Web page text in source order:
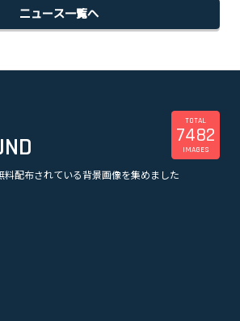
ニュース一覧へ
料配布されている背景画像を集めました
TOTAL
7482
IMAGES